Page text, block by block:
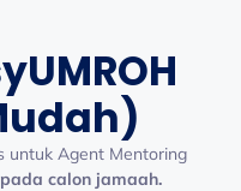
untuk Agent Mentoring
calon jamaah.